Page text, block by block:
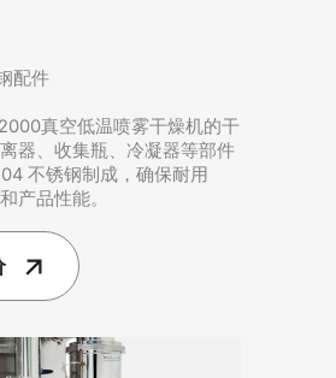
配件
真空低温喷​​雾干燥机的干
器、收集瓶、冷凝器等部件
不锈钢制成，确保耐用
产品性能。